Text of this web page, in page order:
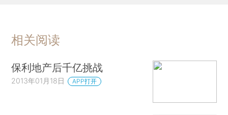
相关阅读
保利地产后千亿挑战
2013年01月18日 APP打开